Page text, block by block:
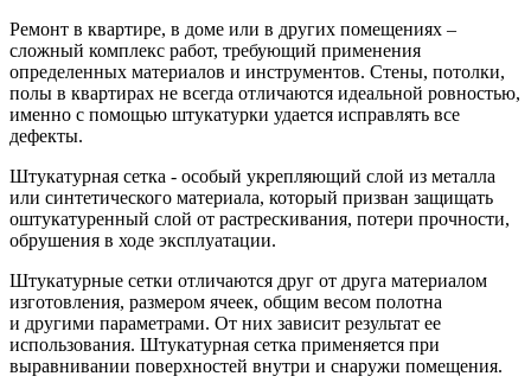
Ремонт в квартире, в доме или в других помещениях –
сложный комплекс работ, требующий применения
определенных материалов и инструментов. Стены, потолки,
полы в квартирах не всегда отличаются идеальной ровностью,
именно с помощью штукатурки удается исправлять все
дефекты.
Штукатурная сетка - особый укрепляющий слой из металла
или синтетического материала, который призван защищать
оштукатуренный слой от растрескивания, потери прочности,
обрушения в ходе эксплуатации.
Штукатурные сетки отличаются друг от друга материалом
изготовления, размером ячеек, общим весом полотна
и другими параметрами. От них зависит результат ее
использования. Штукатурная сетка применяется при
выравнивании поверхностей внутри и снаружи помещения.